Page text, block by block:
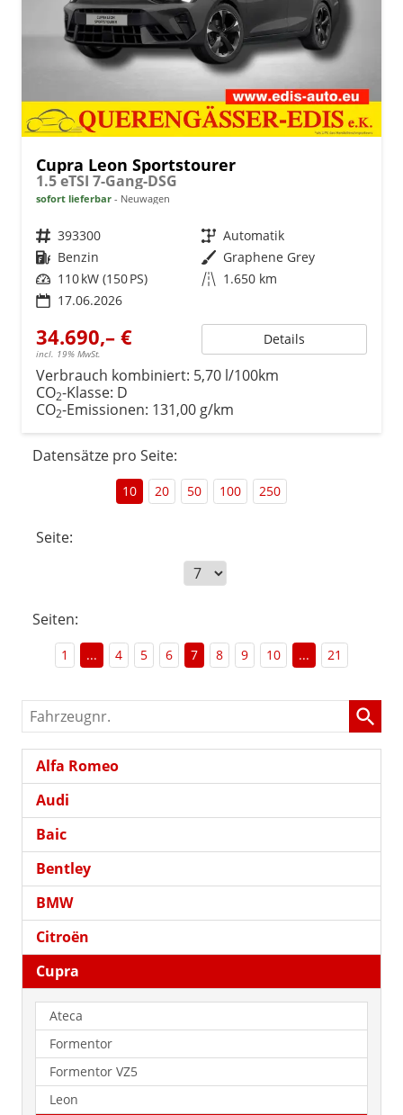
Cupra Leon Sportstourer
1.5 eTSI 7-Gang-DSG
sofort lieferbar Neuwagen
Fahrzeugnr. 393300 Getriebe Automatik
Kraftstoff Benzin Außenfarbe Graphene Grey
Leistung 110 kW (150 PS) Kilometerstand 1.650 km
17.06.2026
34.690,– €
incl. 19% MwSt.
Details
Verbrauch kombiniert: 5,70 l/100km
CO2-Klasse: D
CO2-Emissionen: 131,00 g/km
Datensätze pro Seite:
10 20 50 100 250
Seite:
Seiten:
1 ... 4 5 6 7 8 9 10 ... 21
Fahrzeugnr.
Alfa Romeo
Audi
Baic
Bentley
BMW
Citroën
Cupra
Ateca
Formentor
Formentor VZ5
Leon